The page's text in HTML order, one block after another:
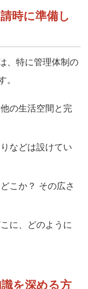
時に準備し
、特に管理体制の
の生活空間と完
などは設けてい
こか？ その広さ
に、どのように
を深める方